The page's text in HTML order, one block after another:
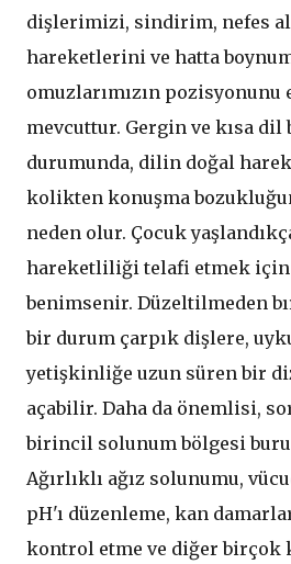
dişlerimizi, sindirim, nefes
hareketlerini ve hatta
omuzlarımızın pozisyonunu
mevcuttur. Gergin ve kısa dil
durumunda, dilin doğal
kolikten konuşma
neden olur. Çocuk
hareketliliği telafi etmek için
benimsenir. Düzeltilmeden
bir durum çarpık dişlere,
yetişkinliğe uzun süren bir
açabilir. Daha da önemlisi,
birincil solunum bölgesi
Ağırlıklı ağız solunumu,
pH'ı düzenleme, kan
kontrol etme ve diğer birçok